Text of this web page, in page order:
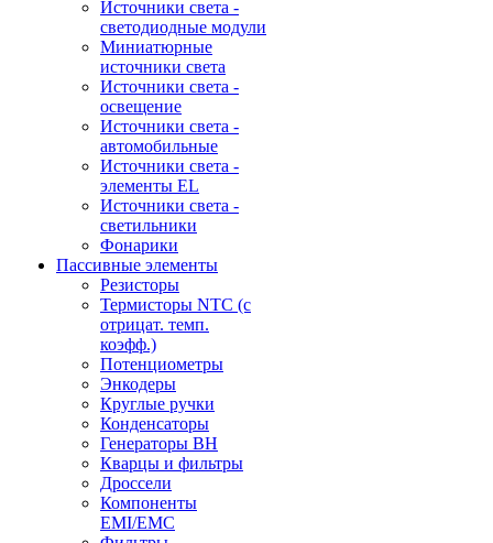
Источники света -
светодиодные модули
Миниатюрные
источники света
Источники света -
освещение
Источники света -
автомобильные
Источники света -
элементы EL
Источники света -
светильники
Фонарики
Пассивные элементы
Резисторы
Термисторы NTC (с
отрицат. темп.
коэфф.)
Потенциометры
Энкодеры
Круглые ручки
Конденсаторы
Генераторы ВН
Кварцы и фильтры
Дроссели
Компоненты
EMI/EMC